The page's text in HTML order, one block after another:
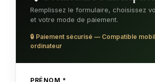
Remplissez le formulaire, choisissez
et votre mode de paiement.
🔒 Paiement sécurisé — Compatible
ordinateur
PRÉNOM *
Rennes
Lun. 14 → Ven. 18 septembre 2026
Rennes
Lun. 07 → Ven. 11 décembre 2026
🗺️ CENTRE-VAL DE LOIRE